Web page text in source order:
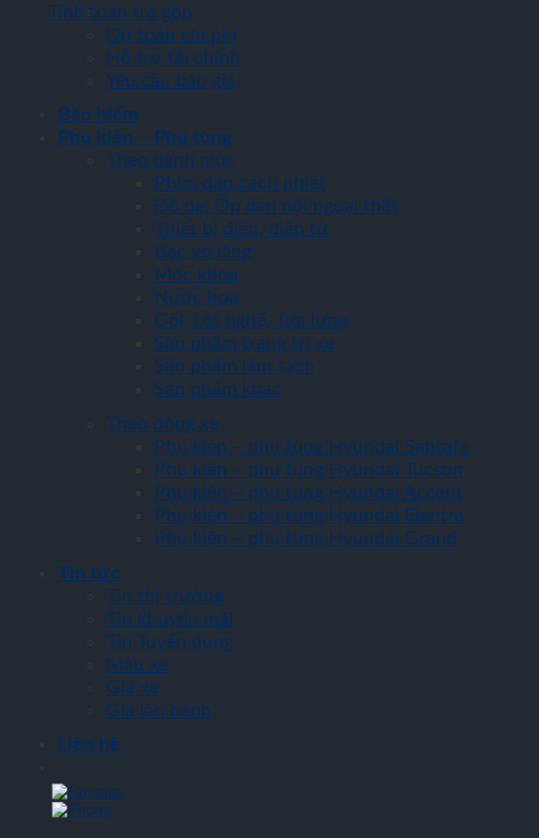
Tính toán trả góp
Dự toán chi phí
Hỗ trợ tài chính
Yêu cầu báo giá
Bảo hiểm
Phụ kiện – Phụ tùng
Theo danh mục
Phim dán cách nhiệt
Đồ da, Ốp dán nội ngoại thất
Thiết bị điện, điện tử
Bọc vô lăng
Móc khóa
Nước hoa
Gối, Lót nghế, Tựa lưng
Sản phẩm trang trí xe
Sản phẩm làm sạch
Sản phẩm khác
Theo dòng xe
Phụ kiện – phụ tùng Hyundai Santafe
Phụ kiện – phụ tùng Hyundai Tucson
Phụ kiện – phụ tùng Hyundai Accent
Phụ kiện – phụ tùng Hyundai Elantra
Phụ kiện – phụ tùng Hyundai Grand
Tin tức
Tin thị trường
Tin khuyến mãi
Tin Tuyển dụng
Màu xe
Giá xe
Giá lăn bánh
Liên hệ